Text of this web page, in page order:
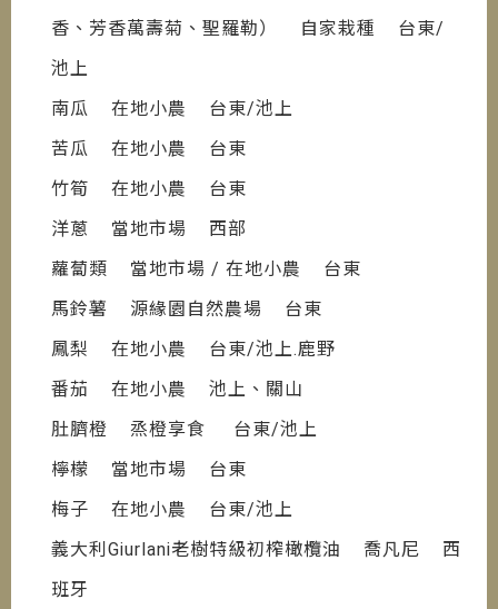
香、芳香萬壽菊、聖羅勒） 自家栽種 台東/
池上
南瓜 在地小農 台東/池上
苦瓜 在地小農 台東
竹筍 在地小農 台東
洋蔥 當地市場 西部
蘿蔔類 當地市場 / 在地小農 台東
馬鈴薯 源緣園自然農場 台東
鳳梨 在地小農 台東/池上.鹿野
番茄 在地小農 池上、關山
肚臍橙 烝橙享食 台東/池上
檸檬 當地市場 台東
梅子 在地小農 台東/池上
義大利Giurlani老樹特級初榨橄欖油 喬凡尼 西
班牙